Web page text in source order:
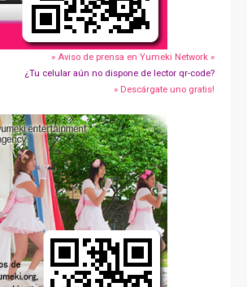
» Aviso de prensa en Yumeki Network »
¿Tu celular aún no dispone de lector qr-code?
» Descárgate uno gratis!